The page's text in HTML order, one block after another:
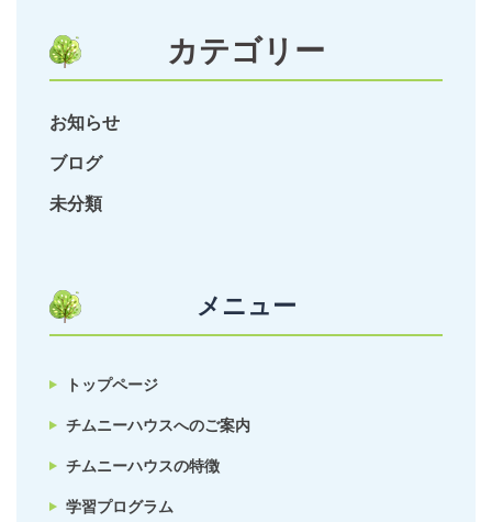
カテゴリー
お知らせ
ブログ
未分類
メニュー
トップページ
チムニーハウスへのご案内
チムニーハウスの特徴
学習プログラム